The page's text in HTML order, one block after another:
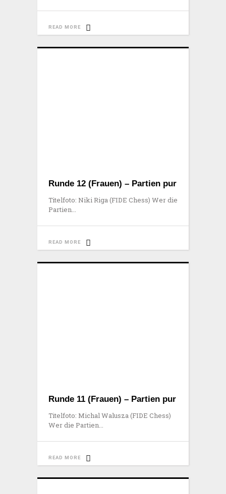
READ MORE
Runde 12 (Frauen) – Partien pur
Titelfoto: Niki Riga (FIDE Chess) Wer die
Partien
READ MORE
Runde 11 (Frauen) – Partien pur
Titelfoto: Michal Walusza (FIDE Chess)
Wer die Partien
READ MORE